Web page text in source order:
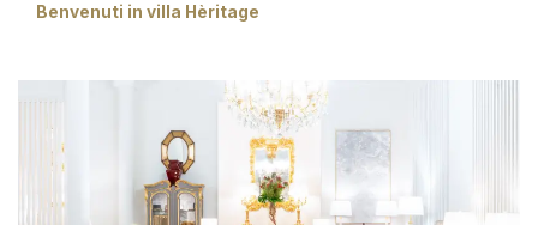
Benvenuti in villa Hèritage